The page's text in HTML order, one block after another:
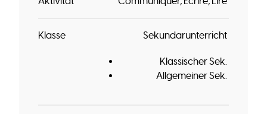
Klasse Sekundarunterricht
Klassischer Sek.
Allgemeiner Sek.